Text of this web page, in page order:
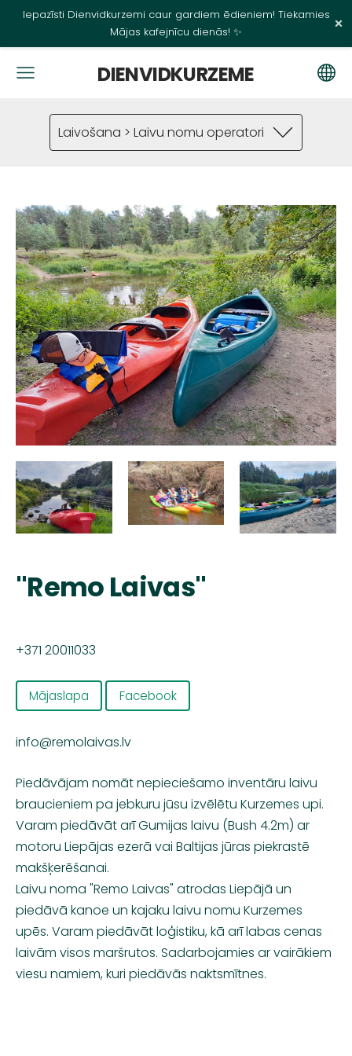
Iepazīsti Dienvidkurzemi caur gardiem ēdieniem! Tiekamies
Mājas kafejnīcu dienās! ✨
×
DIENVIDKURZEME
Laivošana > Laivu nomu operatori
"Remo Laivas"
+371 20011033
Mājaslapa Facebook
info@remolaivas.lv
Piedāvājam nomāt nepieciešamo inventāru laivu
braucieniem pa jebkuru jūsu izvēlētu Kurzemes upi.
Varam piedāvāt arī Gumijas laivu (Bush 4.2m) ar
motoru Liepājas ezerā vai Baltijas jūras piekrastē
makšķerēšanai.
Laivu noma "Remo Laivas" atrodas Liepājā un
piedāvā kanoe un kajaku laivu nomu Kurzemes
upēs. Varam piedāvāt loģistiku, kā arī labas cenas
laivām visos maršrutos. Sadarbojamies ar vairākiem
viesu namiem, kuri piedāvās naktsmītnes.